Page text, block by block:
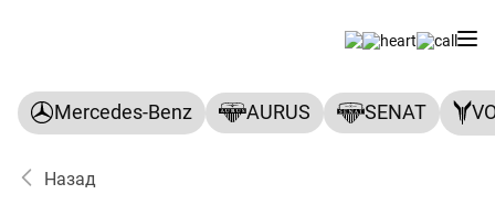
Mercedes-Benz AURUS SENAT
Назад